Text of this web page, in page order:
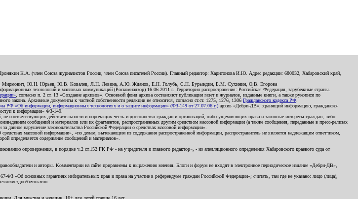
К.А. (член Союза журналистов России, член Союза писателей России). Главный редактор: Харитонова И.Ю. Адрес редакции: 680032, Хабаровский край,
А.Э. Мирмович, Ю.Н. Юрьев, Ю.В. Ковалев, Л.Н. Левина, А.Ю. Жданов, Е.Н. Голубь, С.Н. Бурындин, Б.М. Сухинин, О.В. Егорова
технологий и массовых коммуникаций (Роскомнадзор) 16.06.2011 г. Территория распространения: Российская Федерация, зарубежные страны.
, согласно п. 2 ст. 13 «Создание архивов». Основной фонд архива составляют публикации газет и журналов, изданные книги, а также рукописи по
закона. Архивные документы к частной собственности редакции не относятся, согласно ст.ст. 1275, 1276, 1306 Гражданского кодекса РФ
РФ «Об информации, информационных технологиях и о защите информации» (ФЗ-149 от 27.07.06 г.) архив «Дебри-ДВ», хранящий информацию, гражданско-
к информации» ФЗ-149.
соответствующих действительности и порочащих честь и достоинство граждан и организаций, либо ущемляющих права и законные интересы граждан, либо
сообщений и материалов или их фрагментов, распространенных другим средством массовой информации (а также сообщения, переданные в пресс-релизах
данное нарушение законодательства Российской Федерации о средствах массовой информации».
массовой информации», «по делам, вытекающим из содержания распространенной информации, распространитель не является надлежащим ответчиком,
определяется содержание сообщений и материалов».
опровержения, в порядке ч.2 ст.152 ГК РФ - на учредителя и главного редактор», - из апелляционного определения Хабаровского краевого суда от
и авторы. Комментарии на сайте приравнены к выражению мнения. Блоги и форум не входят в электронное периодическое издание «Дебри-ДВ»,
«Об основных гарантиях избирательных прав и права на участие в референдуме граждан Российской Федерации»; считать, там где не указано: лицо (лица),
бесплатно.
Для мужчин и женщин. 16+ для детей старше 16 лет.